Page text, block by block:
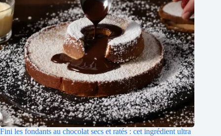
Fini les fondants au chocolat secs et ratés : cet ingrédient ultra